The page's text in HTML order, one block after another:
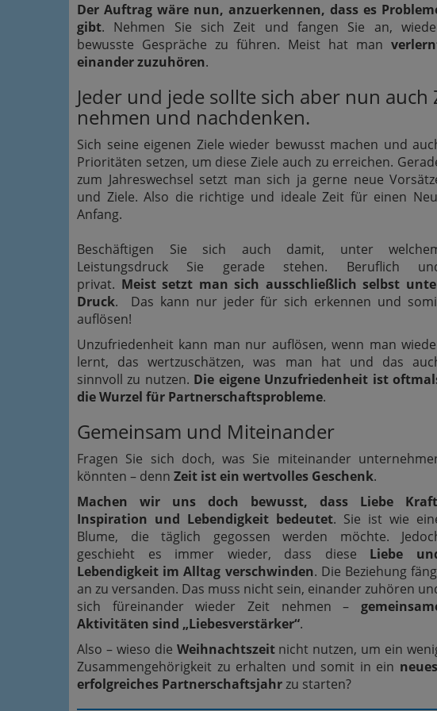
Der Auftrag wäre nun, anzuerkennen, dass es
gibt. Nehmen Sie sich Zeit und fangen Sie an,
bewusste Gespräche zu führen. Meist hat man
einander zuzuhören.
Jeder und jede sollte sich aber nun auch
nehmen und nachdenken.
Sich seine eigenen Ziele wieder bewusst machen und
Prioritäten setzen, um diese Ziele auch zu erreichen.
zum Jahreswechsel setzt man sich ja gerne neue
und Ziele. Also die richtige und ideale Zeit für einen
Anfang.
Beschäftigen Sie sich auch damit, unter
Leistungsdruck Sie gerade stehen. Beruflich
privat. Meist setzt man sich ausschließlich selbst
Druck. Das kann nur jeder für sich erkennen und
auflösen!
Unzufriedenheit kann man nur auflösen, wenn man
lernt, das wertzuschätzen, was man hat und das
sinnvoll zu nutzen. Die eigene Unzufriedenheit ist
die Wurzel für Partnerschaftsprobleme.
Gemeinsam und Miteinander
Fragen Sie sich doch, was Sie miteinander
könnten – denn Zeit ist ein wertvolles Geschenk.
Machen wir uns doch bewusst, dass Liebe
Inspiration und Lebendigkeit bedeutet. Sie ist wie
Blume, die täglich gegossen werden möchte.
geschieht es immer wieder, dass diese Liebe
Lebendigkeit im Alltag verschwinden. Die Beziehung
an zu versanden. Das muss nicht sein, einander zuhören
sich füreinander wieder Zeit nehmen –
Aktivitäten sind „Liebesverstärker“.
Also – wieso die Weihnachtszeitnicht nutzen, um ein
Zusammengehörigkeit zu erhalten und somit in ein
erfolgreiches Partnerschaftsjahrzu starten?